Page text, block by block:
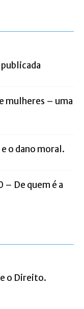
mulheres – uma
o dano moral.
De quem é a
o Direito.